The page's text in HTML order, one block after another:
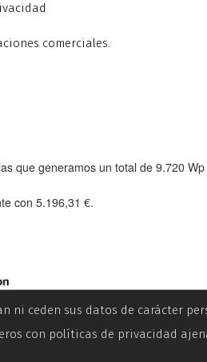
comerciales.
que generamos un total de9.720 Wp
con 5.196,31 €.
ni ceden sus datos de carácter
con políticas de privacidad